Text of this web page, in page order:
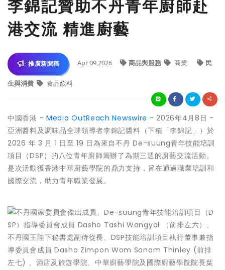
李錦記贊助不丹青年廚師赴
港交流 精進廚藝
推廣新聞稿 Apr 09,2026 商品與服務 商業 民
生與消費 食品飲料
中國香港 - Media OutReach Newswire - 2026年4月8日 -
亞洲醬料及調味品全球領導者李錦記醬料（下稱「李錦記」）於
2026 年 3 月 1 日至 19 日為來自不丹 De-suung青年技能培訓
項目（DSP）的八位青年廚師籌辦了為期三週的廚藝交流活動。
是次活動獲香港中華廚藝學院的鼎力支持，旨在通過職業培訓和
國際交流，助力青年職業發展。